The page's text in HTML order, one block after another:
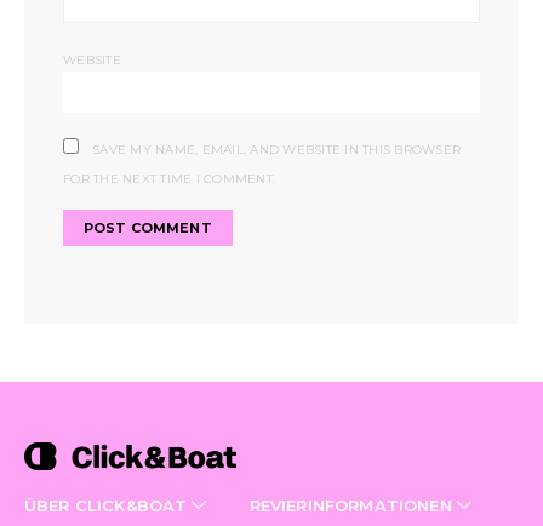
WEBSITE
SAVE MY NAME, EMAIL, AND WEBSITE IN THIS BROWSER
FOR THE NEXT TIME I COMMENT.
ÜBER CLICK&BOAT
REVIERINFORMATIONEN